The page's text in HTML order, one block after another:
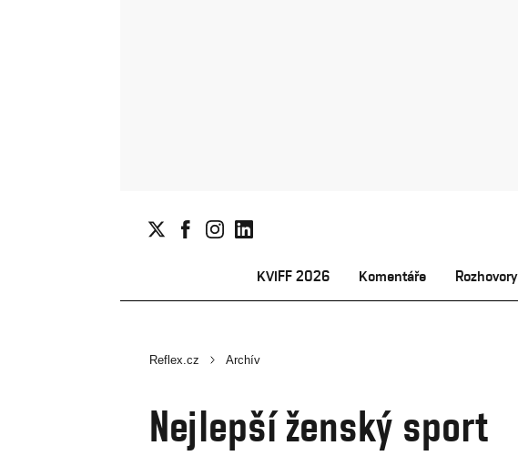
KVIFF 2026 Komentáře Rozhovory
Reflex.cz Archív
Nejlepší ženský sport